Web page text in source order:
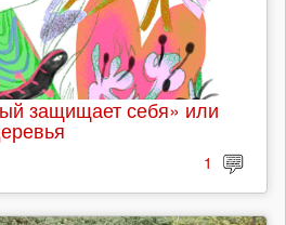
защищает себя» или
1